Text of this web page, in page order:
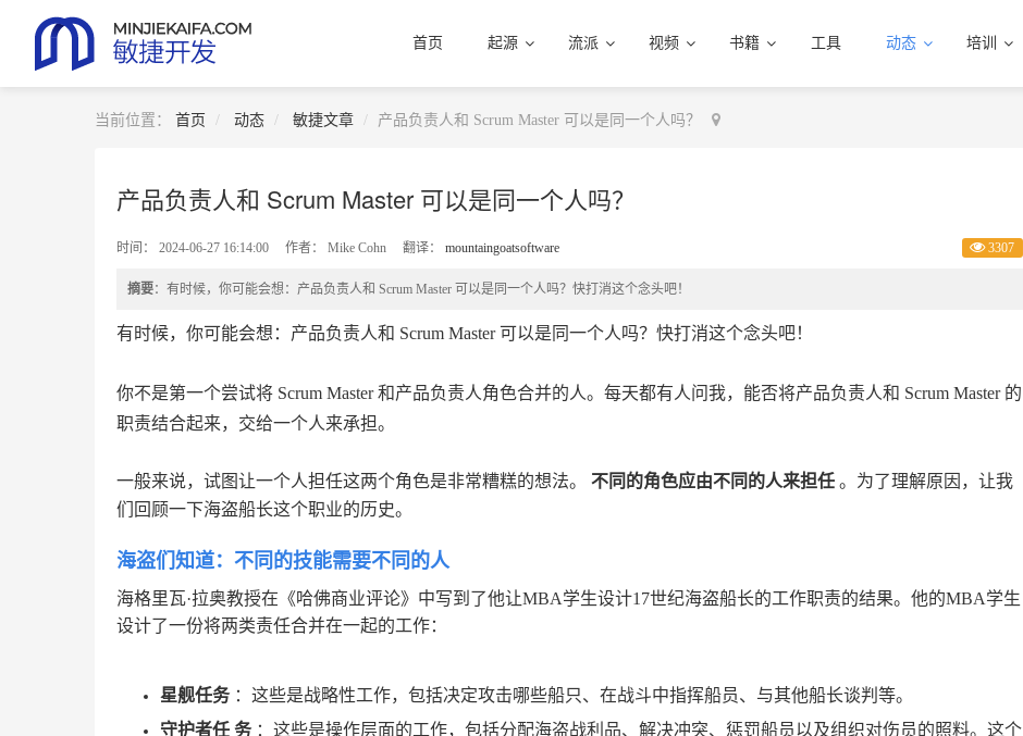
首页 起源 流派 视频 书籍 工具 动态 培训
当前位置： 首页 动态 敏捷文章 产品负责人和 Scrum Master 可以是同一个人吗？
产品负责人和 Scrum Master 可以是同一个人吗？
2024-06-27 16:14:00 Mike Cohn 翻译： mountaingoatsoftware 3307
摘要：有时候，你可能会想：产品负责人和 Scrum Master 可以是同一个人吗？快打消这个念头吧！
有时候，你可能会想：产品负责人和 Scrum Master 可以是同一个人吗？快打消这个念头吧！
你不是第一个尝试将 Scrum Master 和产品负责人角色合并的人。每天都有人问我，能否将产品负责人和 Scrum Master 的
职责结合起来，交给一个人来承担。
一般来说，试图让一个人担任这两个角色是非常糟糕的想法。 不同的角色应由不同的人来担任 。为了理解原因，让我
们回顾一下海盗船长这个职业的历史。
海盗们知道：不同的技能需要不同的人
海格里瓦·拉奥教授在《哈佛商业评论》中写到了他让MBA学生设计17世纪海盗船长的工作职责的结果。他的MBA学生
设计了一份将两类责任合并在一起的工作：
星舰任务 ：这些是战略性工作，包括决定攻击哪些船只、在战斗中指挥船员、与其他船长谈判等。
守护者任 务 ：这些是操作层面的工作，包括分配海盗战利品、解决冲突、惩罚船员以及组织对伤员的照料。这个